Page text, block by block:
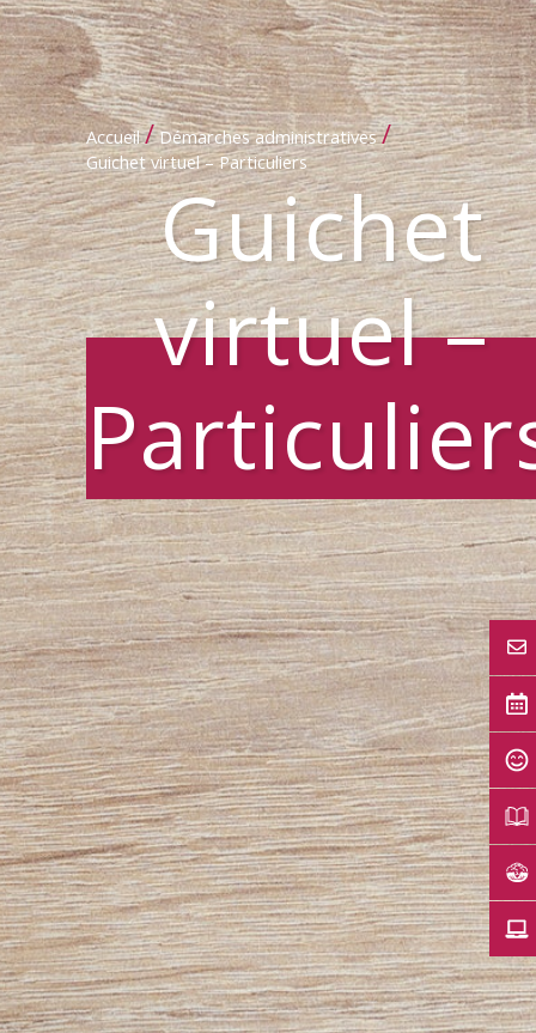
Accueil / Démarches administratives /
Guichet virtuel – Particuliers
Guichet
virtuel –